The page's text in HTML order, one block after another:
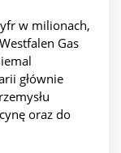
w milionach,
Gas
głównie
oraz do